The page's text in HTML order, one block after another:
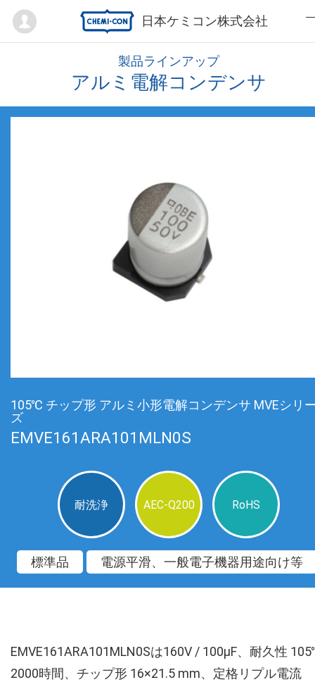
日本ケミコン株式会社
Mypage
製品ラインアップ
アルミ電解コンデンサ
105℃ チップ形 アルミ小形電解コンデンサ MVEシリ
ズ
EMVE161ARA101MLN0S
耐洗浄 AEC-Q200 RoHS
標準品 電源平滑、一般電子機器用途向け等
EMVE161ARA101MLN0Sは160V / 100µF、耐久性
2000時間、チップ形 16×21.5 mm、定格リプル電流